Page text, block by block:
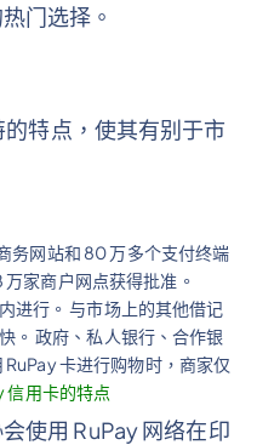
门选择。
特点，使其有别于市
务网站和 80 万多个支付终端
万家商户网点获得批准。
进行。 与市场上的其他借记
。 政府、私人银行、合作银
卡进行购物时，商家仅
信用卡的特点
使用 RuPay 网络在印